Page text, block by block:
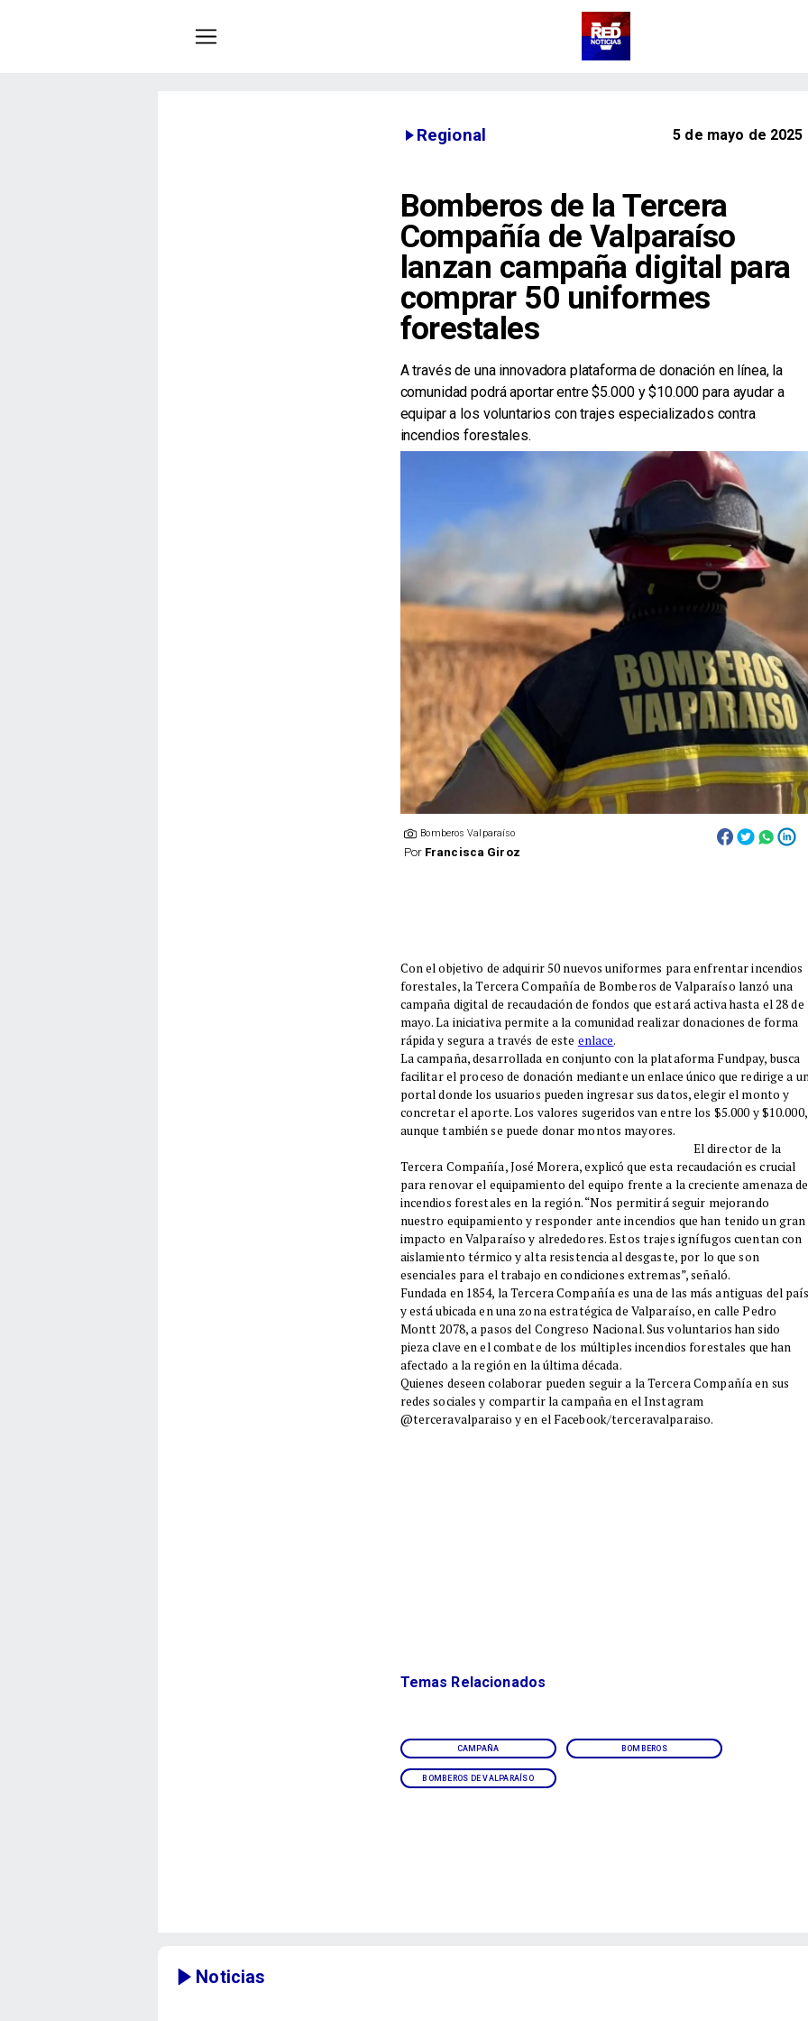
Regional 5 de mayo de 2025
Bomberos de la Tercera
Compañía de Valparaíso
lanzan campaña digital para
comprar 50 uniformes
forestales
​A través de una innovadora plataforma de donación en línea, la
comunidad podrá aportar entre $5.000 y $10.000 para ayudar a
equipar a los voluntarios con trajes especializados contra
incendios forestales.
Bomberos Valparaíso
Por Francisca Giroz
​Con el objetivo de adquirir 50 nuevos uniformes para enfrentar incendios
forestales, la Tercera Compañía de Bomberos de Valparaíso lanzó una
campaña digital de recaudación de fondos que estará activa hasta el 28 de
mayo. La iniciativa permite a la comunidad realizar donaciones de forma
rápida y segura a través de este enlace.
La campaña, desarrollada en conjunto con la plataforma Fundpay, busca
facilitar el proceso de donación mediante un enlace único que redirige a
portal donde los usuarios pueden ingresar sus datos, elegir el monto y
concretar el aporte. Los valores sugeridos van entre los $5.000 y $10.000,
aunque también se puede donar montos mayores.
El director de la
Tercera Compañía, José Morera, explicó que esta recaudación es crucial
para renovar el equipamiento del equipo frente a la creciente amenaza de
incendios forestales en la región. “Nos permitirá seguir mejorando
nuestro equipamiento y responder ante incendios que han tenido un gran
impacto en Valparaíso y alrededores. Estos trajes ignífugos cuentan con
aislamiento térmico y alta resistencia al desgaste, por lo que son
esenciales para el trabajo en condiciones extremas”, señaló.
Fundada en 1854, la Tercera Compañía es una de las más antiguas del
y está ubicada en una zona estratégica de Valparaíso, en calle Pedro
Montt 2078, a pasos del Congreso Nacional. Sus voluntarios han sido
pieza clave en el combate de los múltiples incendios forestales que han
afectado a la región en la última década.
Quienes deseen colaborar pueden seguir a la Tercera Compañía en sus
redes sociales y compartir la campaña en el Instagram
@terceravalparaiso y en el Facebook/terceravalparaiso.
CAMPAÑA BOMBEROS
BOMBEROS DE VALPARAÍSO
Temas Relacionados
Noticias